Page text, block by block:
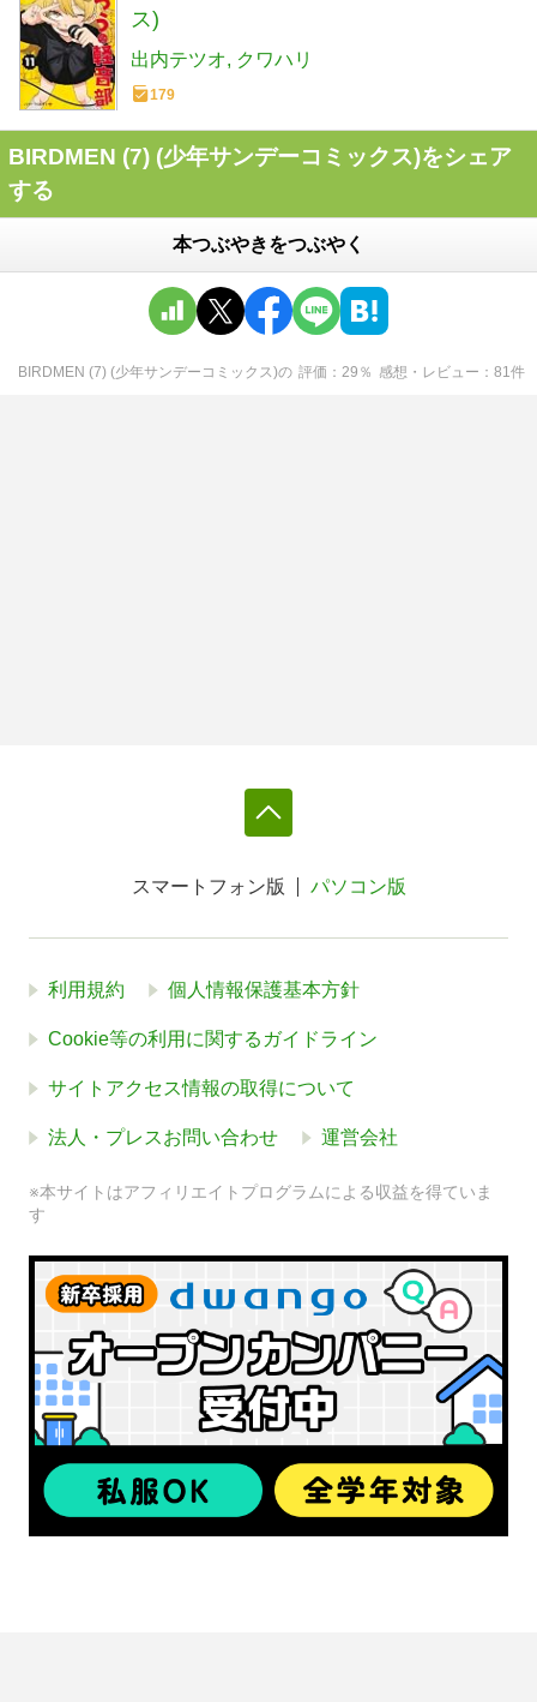
ス)
出内テツオ クワハリ
179
BIRDMEN (7) (少年サンデーコミックス)をシェア
する
本つぶやきをつぶやく
BIRDMEN (7) (少年サンデーコミックス)の 評価 29 ％ 感想・レビュー 81件
スマートフォン版 パソコン版
利用規約 個人情報保護基本方針
Cookie等の利用に関するガイドライン
サイトアクセス情報の取得について
法人・プレスお問い合わせ 運営会社
※本サイトはアフィリエイトプログラムによる収益を得ていま
す